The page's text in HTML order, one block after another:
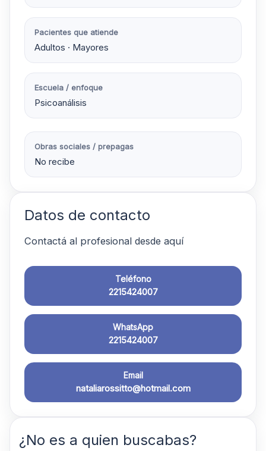
Pacientes que atiende
Adultos · Mayores
Escuela / enfoque
Psicoanálisis
Obras sociales / prepagas
No recibe
Datos de contacto
Contactá al profesional desde aquí
Teléfono
2215424007
WhatsApp
2215424007
Email
nataliarossitto@hotmail.com
¿No es a quien buscabas?